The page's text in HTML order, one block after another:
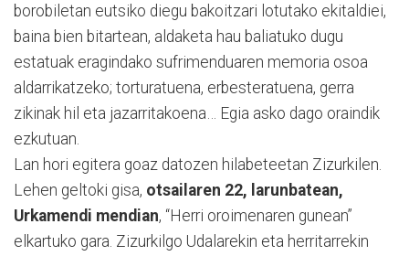
borobiletan eutsiko diegu bakoitzari lotutako ekitaldiei,
baina bien bitartean, aldaketa hau baliatuko dugu
estatuak eragindako sufrimenduaren memoria osoa
aldarrikatzeko; torturatuena, erbesteratuena, gerra
zikinak hil eta jazarritakoena… Egia asko dago oraindik
ezkutuan.
Lan hori egitera goaz datozen hilabeteetan Zizurkilen.
Lehen geltoki gisa, otsailaren 22, larunbatean,
Urkamendi mendian, “Herri oroimenaren gunean”
elkartuko gara. Zizurkilgo Udalarekin eta herritarrekin